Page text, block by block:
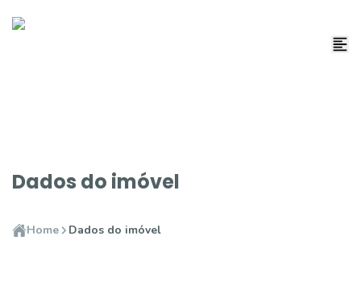
Dados do imóvel
Home Dados do imóvel